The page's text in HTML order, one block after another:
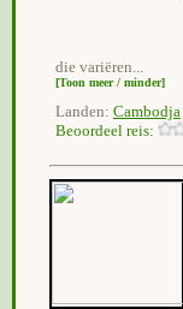
die variëren...
[Toon meer / minder]
Landen: Cambodja
Beoordeel reis: